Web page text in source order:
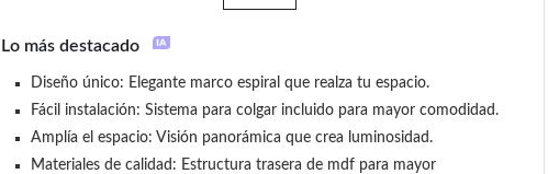
Lo más destacado
Diseño único: Elegante marco espiral que realza tu espacio.
Fácil instalación: Sistema para colgar incluido para mayor comodidad.
Amplía el espacio: Visión panorámica que crea luminosidad.
Materiales de calidad: Estructura trasera de mdf para mayor